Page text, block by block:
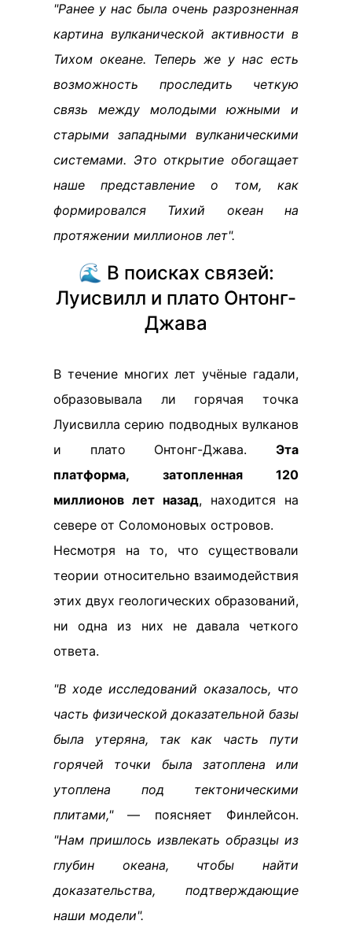
"Ранее у нас была очень разрозненная
картина вулканической активности в
Тихом океане. Теперь же у нас есть
возможность проследить четкую
связь между молодыми южными и
старыми западными вулканическими
системами. Это открытие обогащает
наше представление о том, как
формировался Тихий океан на
протяжении миллионов лет".
🌊 В поисках связей:
Луисвилл и плато Онтонг-
Джава
В течение многих лет учёные гадали,
образовывала ли горячая точка
Луисвилла серию подводных вулканов
и плато Онтонг-Джава. Эта
платформа, затопленная 120
миллионов лет назад, находится на
севере от Соломоновых островов.
Несмотря на то, что существовали
теории относительно взаимодействия
этих двух геологических образований,
ни одна из них не давала четкого
ответа.
"В ходе исследований оказалось, что
часть физической доказательной базы
была утеряна, так как часть пути
горячей точки была затоплена или
утоплена под тектоническими
плитами,"— поясняет Финлейсон.
"Нам пришлось извлекать образцы из
глубин океана, чтобы найти
доказательства, подтверждающие
наши модели".